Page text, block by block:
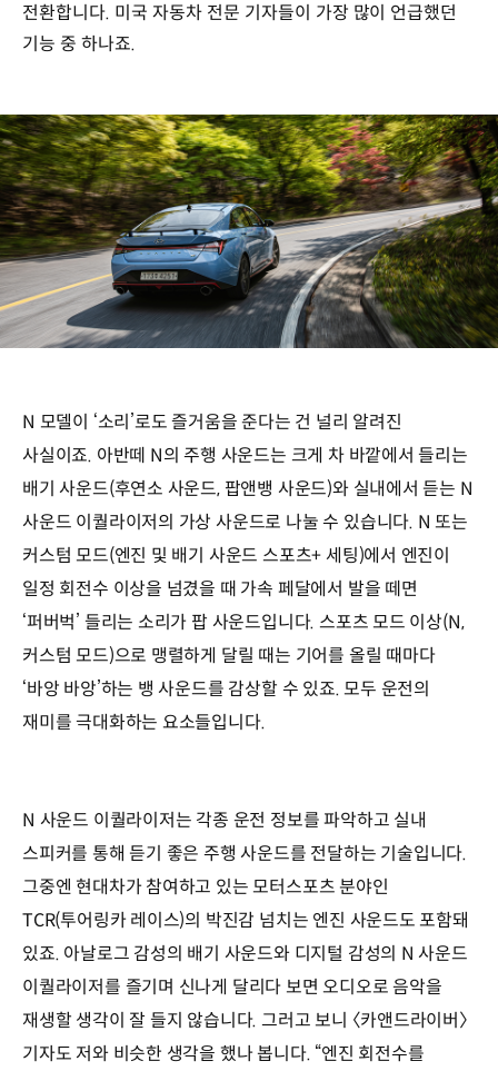
전환합니다. 미국 자동차 전문 기자들이 가장 많이 언급했던
기능 중 하나죠.
N 모델이 ‘소리’로도 즐거움을 준다는 건 널리 알려진
사실이죠. 아반떼 N의 주행 사운드는 크게 차 바깥에서 들리는
배기 사운드(후연소 사운드, 팝앤뱅 사운드)와 실내에서 듣는 N
사운드 이퀄라이저의 가상 사운드로 나눌 수 있습니다. N 또는
커스텀 모드(엔진 및 배기 사운드 스포츠+ 세팅)에서 엔진이
일정 회전수 이상을 넘겼을 때 가속 페달에서 발을 떼면
‘퍼버벅’ 들리는 소리가 팝 사운드입니다. 스포츠 모드 이상(N,
커스텀 모드)으로 맹렬하게 달릴 때는 기어를 올릴 때마다
‘바앙 바앙’하는 뱅 사운드를 감상할 수 있죠. 모두 운전의
재미를 극대화하는 요소들입니다.
N 사운드 이퀄라이저는 각종 운전 정보를 파악하고 실내
스피커를 통해 듣기 좋은 주행 사운드를 전달하는 기술입니다.
그중엔 현대차가 참여하고 있는 모터스포츠 분야인
TCR(투어링카 레이스)의 박진감 넘치는 엔진 사운드도 포함돼
있죠. 아날로그 감성의 배기 사운드와 디지털 감성의 N 사운드
이퀄라이저를 즐기며 신나게 달리다 보면 오디오로 음악을
재생할 생각이 잘 들지 않습니다. 그러고 보니 〈카앤드라이버〉
기자도 저와 비슷한 생각을 했나 봅니다. “엔진 회전수를